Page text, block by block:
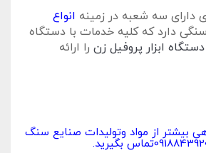
دارای سه شعبه در زمینه انواع
دارد که کلیه خدمات با دستگاه
دستگاه ابزار پروفیل زن را ارائه
بیشتر از مواد وتولیدات صنایع سنگ